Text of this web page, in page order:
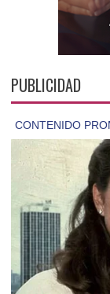
PUBLICIDAD